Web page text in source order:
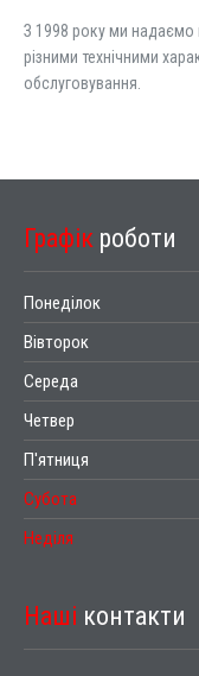
З 1998 року ми надаємо
різними технічними
обслуговування.
Графік роботи
Понеділок
Вівторок
Середа
Четвер
П'ятниця
Субота
Неділя
Наші контакти